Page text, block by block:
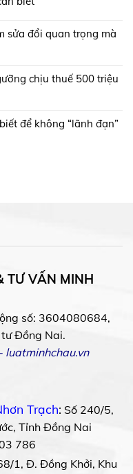
sửa đổi quan trọng mà
chịu thuế 500 triệu
để không “lãnh đạn”
TƯ VẤN MINH
số: 3604080684,
Đồng Nai.
luatminhchau.vn
Trạch: Số 240/5,
Tỉnh Đồng Nai
786
1, Đ. Đồng Khởi, Khu